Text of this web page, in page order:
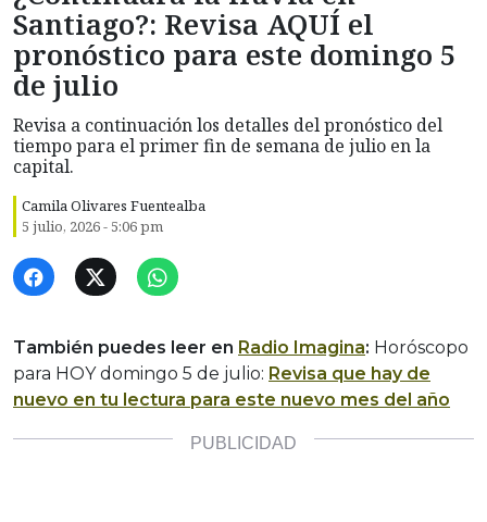
Santiago?: Revisa AQUÍ el
pronóstico para este domingo 5
de julio
Revisa a continuación los detalles del pronóstico del
tiempo para el primer fin de semana de julio en la
capital.
Camila Olivares Fuentealba
5 julio, 2026 - 5:06 pm
También puedes leer en Radio Imagina: Horóscopo
para HOY domingo 5 de julio: Revisa que hay de
nuevo en tu lectura para este nuevo mes del año